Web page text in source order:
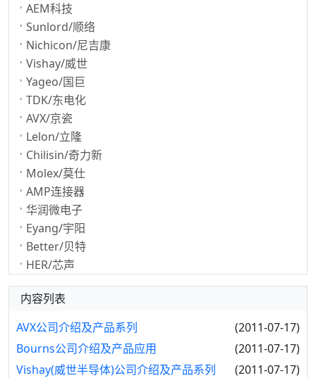
AEM科技
Sunlord/顺络
Nichicon/尼吉康
Vishay/威世
Yageo/国巨
TDK/东电化
AVX/京瓷
Lelon/立隆
Chilisin/奇力新
Molex/莫仕
AMP连接器
华润微电子
Eyang/宇阳
Better/贝特
HER/芯声
内容列表
(2011-07-17)
AVX公司介绍及产品系列
(2011-07-17)
Bourns公司介绍及产品应用
(2011-07-17)
Vishay(威世半导体)公司介绍及产品系列